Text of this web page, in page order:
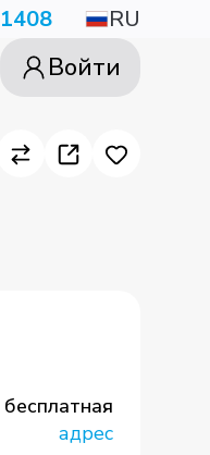
1408 RU
Войти
бесплатная
адрес